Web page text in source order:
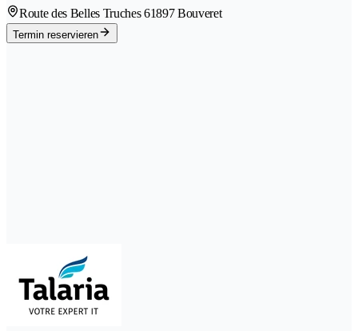
Route des Belles Truches 61897 Bouveret
Termin reservieren